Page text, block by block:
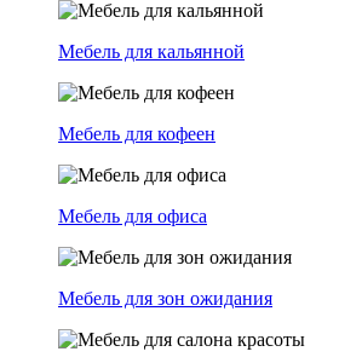
Мебель для кальянной
Мебель для кофеен
Мебель для офиса
Мебель для зон ожидания